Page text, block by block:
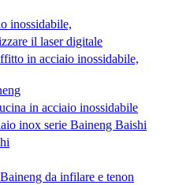
inossidabile,
il laser digitale
in acciaio inossidabile,
in acciaio inossidabile
inox serie Baineng Baishi
da infilare e tenon